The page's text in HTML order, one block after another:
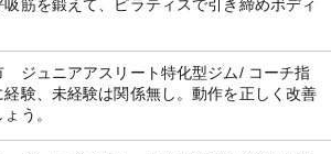
吸筋を鍛えて、ピラティスで引き締めボディ
ジュニアアスリート特化型ジム/ コーチ指
経験、未経験は関係無し。動作を正しく改善
う。